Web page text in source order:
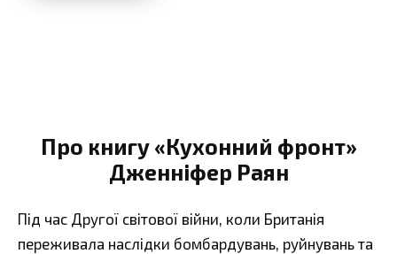
Про книгу «Кухонний фронт»
Дженніфер Раян
Під час Другої світової війни, коли Британія
переживала наслідки бомбардувань, руйнувань та